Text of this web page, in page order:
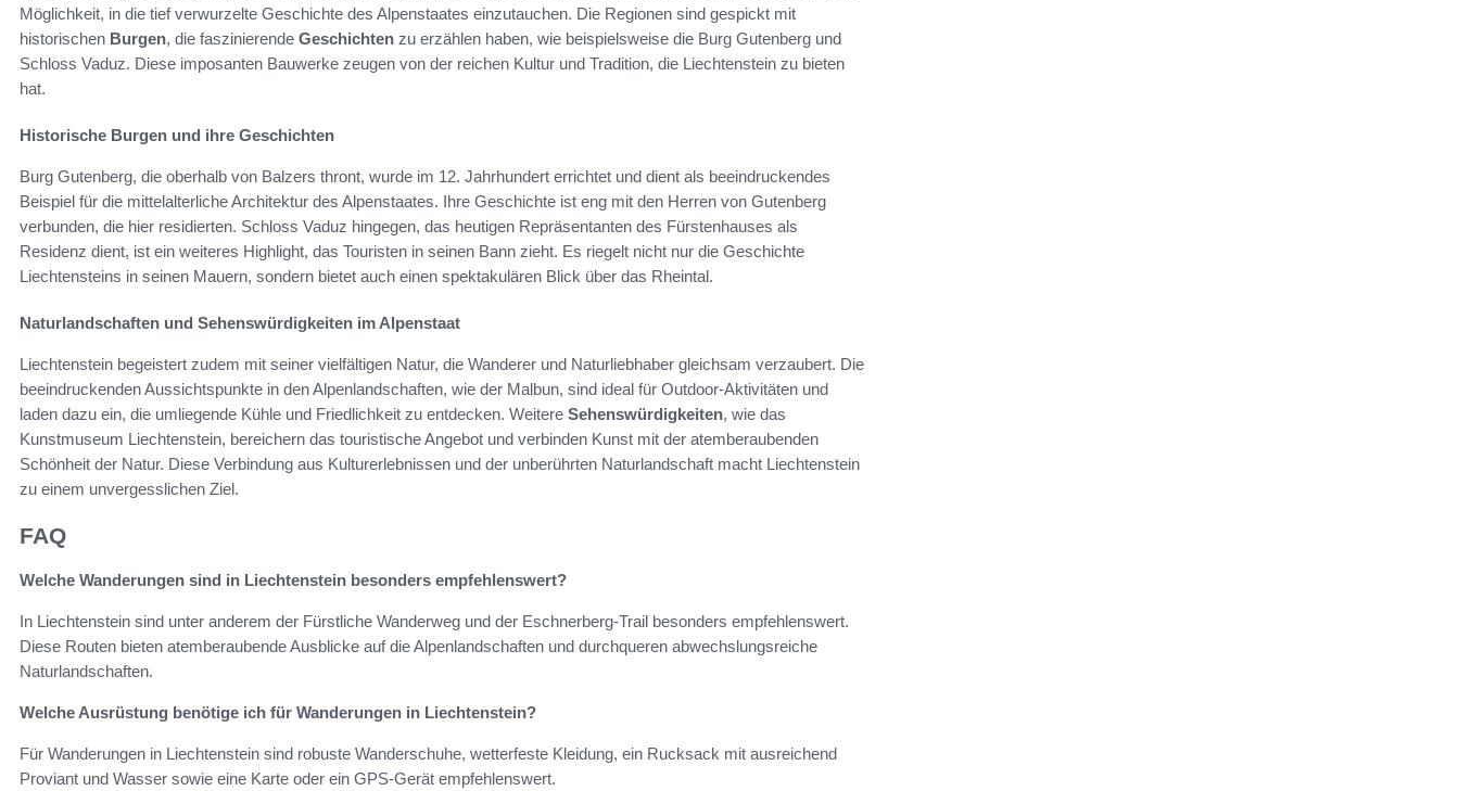
Möglichkeit, in die tief verwurzelte Geschichte des Alpenstaates einzutauchen. Die Regionen sind gespickt mit
historischen Burgen, die faszinierende Geschichten zu erzählen haben, wie beispielsweise die Burg Gutenberg und
Schloss Vaduz. Diese imposanten Bauwerke zeugen von der reichen Kultur und Tradition, die Liechtenstein zu bieten
hat.
Historische Burgen und ihre Geschichten
Burg Gutenberg, die oberhalb von Balzers thront, wurde im 12. Jahrhundert errichtet und dient als beeindruckendes
Beispiel für die mittelalterliche Architektur des Alpenstaates. Ihre Geschichte ist eng mit den Herren von Gutenberg
verbunden, die hier residierten. Schloss Vaduz hingegen, das heutigen Repräsentanten des Fürstenhauses als
Residenz dient, ist ein weiteres Highlight, das Touristen in seinen Bann zieht. Es riegelt nicht nur die Geschichte
Liechtensteins in seinen Mauern, sondern bietet auch einen spektakulären Blick über das Rheintal.
Naturlandschaften und Sehenswürdigkeiten im Alpenstaat
Liechtenstein begeistert zudem mit seiner vielfältigen Natur, die Wanderer und Naturliebhaber gleichsam verzaubert. Die
beeindruckenden Aussichtspunkte in den Alpenlandschaften, wie der Malbun, sind ideal für Outdoor-Aktivitäten und
laden dazu ein, die umliegende Kühle und Friedlichkeit zu entdecken. Weitere Sehenswürdigkeiten, wie das
Kunstmuseum Liechtenstein, bereichern das touristische Angebot und verbinden Kunst mit der atemberaubenden
Schönheit der Natur. Diese Verbindung aus Kulturerlebnissen und der unberührten Naturlandschaft macht Liechtenstein
zu einem unvergesslichen Ziel.
FAQ
Welche Wanderungen sind in Liechtenstein besonders empfehlenswert?
In Liechtenstein sind unter anderem der Fürstliche Wanderweg und der Eschnerberg-Trail besonders empfehlenswert.
Diese Routen bieten atemberaubende Ausblicke auf die Alpenlandschaften und durchqueren abwechslungsreiche
Naturlandschaften.
Welche Ausrüstung benötige ich für Wanderungen in Liechtenstein?
Für Wanderungen in Liechtenstein sind robuste Wanderschuhe, wetterfeste Kleidung, ein Rucksack mit ausreichend
Proviant und Wasser sowie eine Karte oder ein GPS-Gerät empfehlenswert.